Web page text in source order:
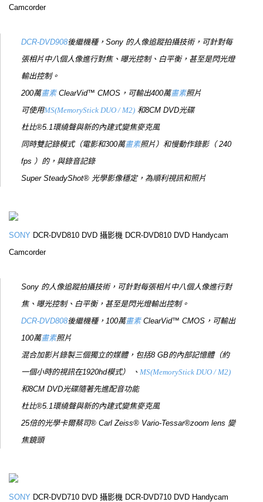
Camcorder
DCR-DVD908後繼機種，Sony 的人像追蹤拍攝技術，可針對每
張相片中八個人像進行對焦、曝光控制、白平衡，甚至是閃光燈
輸出控制。
200萬畫素ClearVid™ CMOS，可輸出400萬畫素照片
可使用MS(MemoryStick DUO / M2) 和8CM DVD光碟
杜比®5.1環繞聲與新的內建式變焦麥克風
同時雙記錄模式（電影和300萬畫素照片）和慢動作錄影（ 240
fps ）的，與錄音記錄
Super SteadyShot® 光學影像穩定，為順利視訊和照片
SONY DCR-DVD810 DVD 攝影機 DCR-DVD810 DVD Handycam
Camcorder
Sony 的人像追蹤拍攝技術，可針對每張相片中八個人像進行對
焦、曝光控制、白平衡，甚至是閃光燈輸出控制。
DCR-DVD808後繼機種，100萬畫素ClearVid™ CMOS，可輸出
100萬畫素照片
混合加影片錄製三個獨立的媒體，包括8 GB的內部記憶體（約
一個小時的視訊在1920hd模式） 、 MS(MemoryStick DUO / M2)
和8CM DVD光碟隨著先進配音功能
杜比®5.1環繞聲與新的內建式變焦麥克風
25倍的光學卡爾蔡司® Carl Zeiss® Vario-Tessar®zoom lens 變
焦鏡頭
SONY DCR-DVD710 DVD 攝影機 DCR-DVD710 DVD Handycam